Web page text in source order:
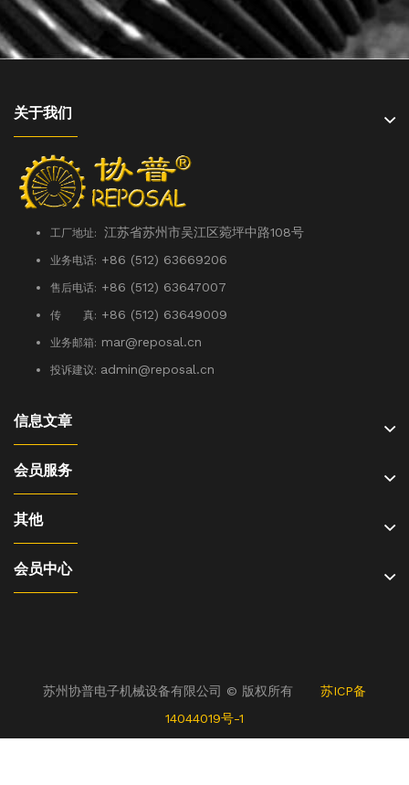
关于我们
工厂地址: 江苏省苏州市吴江区菀坪中路108号
业务电话: +86 (512) 63669206
售后电话: +86 (512) 63647007
传 真: +86 (512) 63649009
业务邮箱: mar@reposal.cn
投诉建议: admin@reposal.cn
信息文章
会员服务
其他
会员中心
苏州协普电子机械设备有限公司 © 版权所有 苏ICP备
14044019号-1